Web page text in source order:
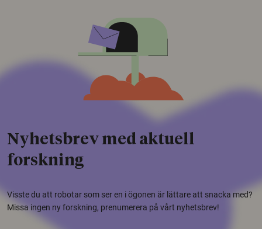
Nyhetsbrev med aktuell
forskning
Visste du att robotar som ser en i ögonen är lättare att snacka med?
Missa ingen ny forskning, prenumerera på vårt nyhetsbrev!